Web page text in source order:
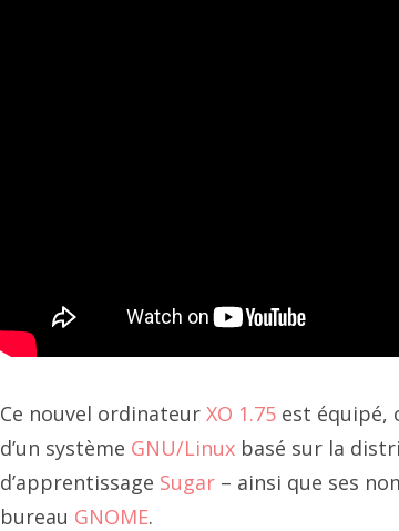
Ce nouvel ordinateur XO 1.75 est équipé,
d’un système GNU/Linux basé sur la
d’apprentissage Sugar – ainsi que ses
bureau GNOME.